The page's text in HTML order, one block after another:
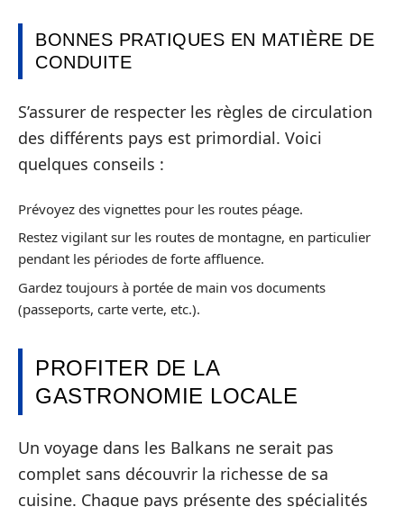
BONNES PRATIQUES EN MATIÈRE DE
CONDUITE
S’assurer de respecter les règles de circulation
des différents pays est primordial. Voici
quelques conseils :
Prévoyez des vignettes pour les routes péage.
Restez vigilant sur les routes de montagne, en particulier
pendant les périodes de forte affluence.
Gardez toujours à portée de main vos documents
(passeports, carte verte, etc.).
PROFITER DE LA
GASTRONOMIE LOCALE
Un voyage dans les Balkans ne serait pas
complet sans découvrir la richesse de sa
cuisine. Chaque pays présente des spécialités